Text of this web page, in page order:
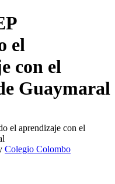
el
con el
Guaymaral
el aprendizaje con el
Colegio Colombo